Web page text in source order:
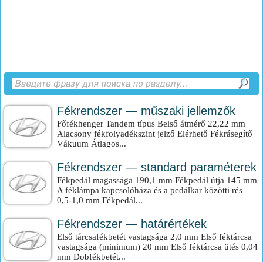
Fékrendszer — műszaki jellemzők
Főfékhenger Tandem típus Belső átmérő 22,22 mm
Alacsony fékfolyadékszint jelző Elérhető Fékrásegítő
Vákuum Átlagos...
Fékrendszer — standard paraméterek
Fékpedál magassága 190,1 mm Fékpedál útja 145 mm
A féklámpa kapcsolóháza és a pedálkar közötti rés
0,5-1,0 mm Fékpedál...
Fékrendszer — határértékek
Első tárcsafékbetét vastagsága 2,0 mm Első féktárcsa
vastagsága (minimum) 20 mm Első féktárcsa ütés 0,04
mm Dobfékbetét...